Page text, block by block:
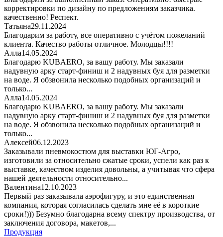
корректировки по дизайну по предложениям заказчика.
качественно! Респект.
Татьяна29.11.2024
Благодарим за работу, все оперативно с учётом пожеланий
клиента. Качество работы отличное. Молодцы!!!!
Алла14.05.2024
Благодарю KUBAERO, за вашу работу. Мы заказали
надувную арку старт-финиш и 2 надувных буя для разметки
на воде. Я обзвонила несколько подобных организаций и
только...
Алла14.05.2024
Благодарю KUBAERO, за вашу работу. Мы заказали
надувную арку старт-финиш и 2 надувных буя для разметки
на воде. Я обзвонила несколько подобных организаций и
только...
Алексей06.12.2023
Заказывали пневмокостюм для выставки ЮГ-Агро,
изготовили за относительно сжатые сроки, успели как раз к
выставке, качеством изделия довольны, а учитывая что сфера
нашей деятельности относительно...
Валентина12.10.2023
Первый раз заказывала аэрофигуру, и это единственная
компания, которая согласилась сделать мне её в короткие
сроки!))) Безумно благодарна всему спектру производства, от
заключения договора, макетов,...
Продукция